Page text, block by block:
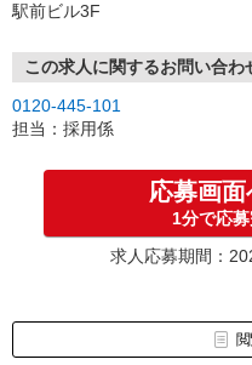
駅前ビル3F
この求人に関するお問い合わ
0120-445-101
担当：採用係
応募画
1分で応
求人応募期間：